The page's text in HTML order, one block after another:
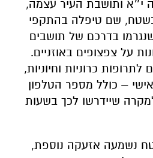
כרוניות וחיוניות,
אישי – כולל מספר הטלפון
שיידרשו לכך בשעות
נשמעה אזעקה נוספת,
למרחב מוגן – שם
עבודתם. נציגי המחוז,
החדשים שנפתחו לטובת